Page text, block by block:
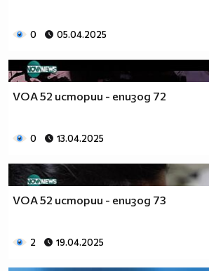
0 05.04.2025
VOA 52 истории - епизод 72
0 13.04.2025
VOA 52 истории - епизод 73
2 19.04.2025